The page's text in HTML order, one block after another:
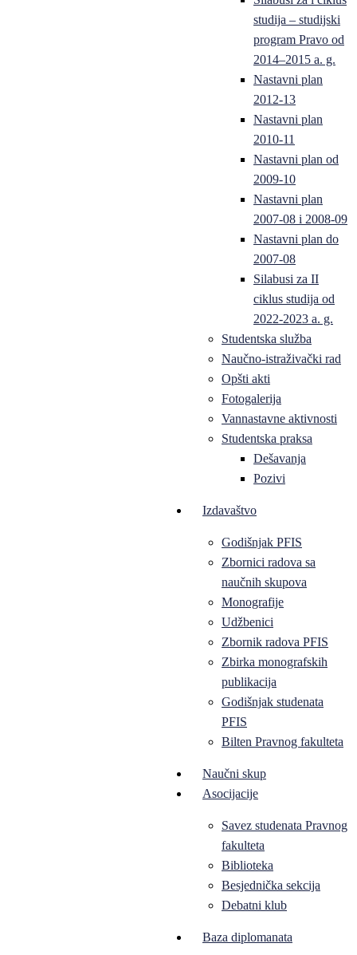
studija – studijski
program Pravo od
2014–2015 a. g.
Nastavni plan
2012-13
Nastavni plan
2010-11
Nastavni plan od
2009-10
Nastavni plan
2007-08 i 2008-09
Nastavni plan do
2007-08
Silabusi za II
ciklus studija od
2022-2023 a. g.
Studentska služba
Naučno-istraživački rad
Opšti akti
Fotogalerija
Vannastavne aktivnosti
Studentska praksa
Dešavanja
Pozivi
Izdavaštvo
Godišnjak PFIS
Zbornici radova sa
naučnih skupova
Monografije
Udžbenici
Zbornik radova PFIS
Zbirka monografskih
publikacija
Godišnjak studenata
PFIS
Bilten Pravnog fakulteta
Naučni skup
Asocijacije
Savez studenata Pravnog
fakulteta
Biblioteka
Besjednička sekcija
Debatni klub
Baza diplomanata